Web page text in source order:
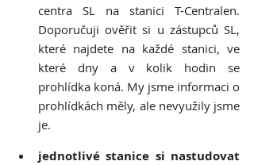
centra SL na stanici T-Centralen.
Doporučuji ověřit si u zástupců SL,
které najdete na každé stanici, ve
které dny a v kolik hodin se
prohlídka koná. My jsme informaci o
prohlídkách měly, ale nevyužily jsme
je.
jednotlivé stanice si nastudovat